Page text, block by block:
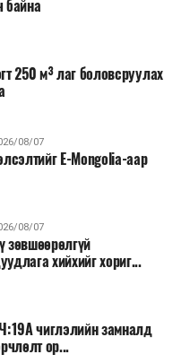
хадгалах, түгээх,
төлбөрийн баримт
юм.
оны хавар худалдаанд
онцгойлон анхаарч
болгожээ.
бүртгэснээр мах
ил тод болно. Мөн
бусаар ашиглах
нэмэгдүүлэх,
гэж үзжээ.
шууд худалдан авах,
бүтээгдэхүүнээ
байна
250 м³ лаг боловсруулах
08/07
E-Mongolia-аар
08/07
зөвшөөрөлгүй
хийхийг хориг...
чиглэлийн замналд
ор...